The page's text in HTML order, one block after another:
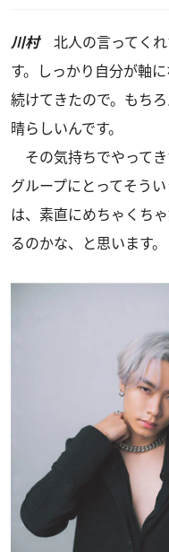
川村北人の言ってくれ
す。しっかり自分が軸
続けてきたので。もち
晴らしいんです。
その気持ちでやってき
グループにとってそう
は、素直にめちゃくち
るのかな、と思います。